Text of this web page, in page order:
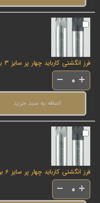
فرز انگشتی کارباید چهار پر سایز 3 برند MAYKESTAG اتریش
اضافه به سبد خرید
فرز انگشتی کارباید چهار پر سایز 6 برند MAYKESTAG اتریش